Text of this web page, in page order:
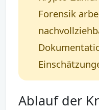
Forensik
Ablauf der